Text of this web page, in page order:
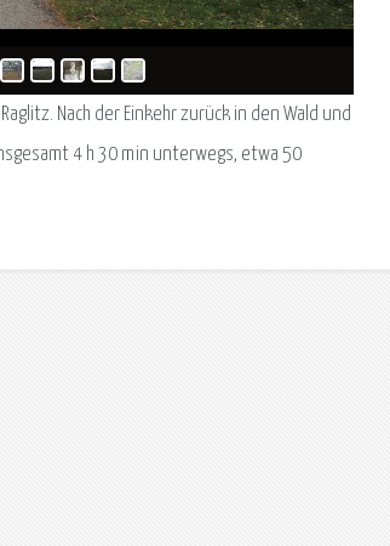
Nach der Einkehr zurück in den Wald und
4 h 30 min unterwegs, etwa 50